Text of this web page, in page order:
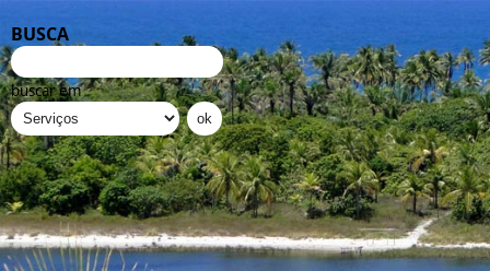
BUSCA
buscar em